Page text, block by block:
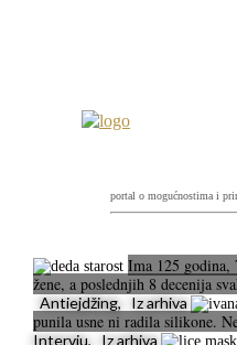
portal o mogućnostima i
Ima 125 godina,
žene, a poslednjih 8 decenija
Antiejdžing, Iz arhiva
punila usne ni radila silikone.
Intervju, Iz arhiva